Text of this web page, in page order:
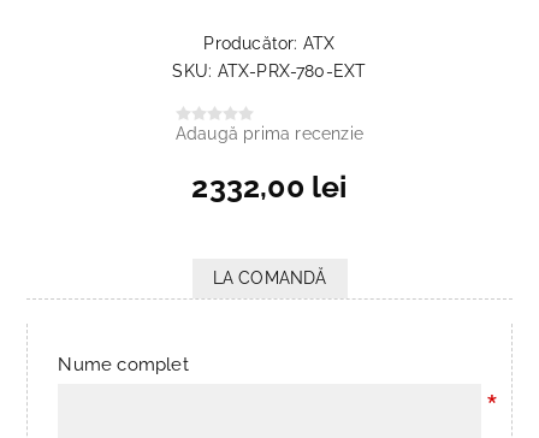
Producător: ATX
SKU: ATX-PRX-780-EXT
Adaugă prima recenzie
2332,00 lei
LA COMANDĂ
Nume complet
*